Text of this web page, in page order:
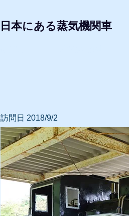
日本にある蒸気機関車
訪問日 2018/9/2